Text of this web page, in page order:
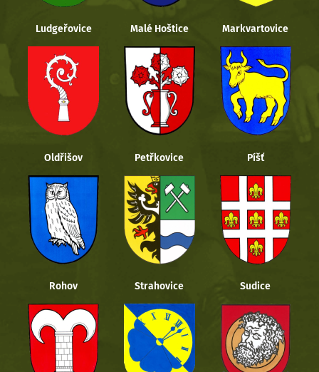
Ludgeřovice Malé Hoštice Markvartovice
Oldřišov Petřkovice Píšť
Rohov Strahovice Sudice